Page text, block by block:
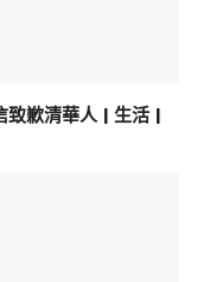
致歉清華人 | 生活 |